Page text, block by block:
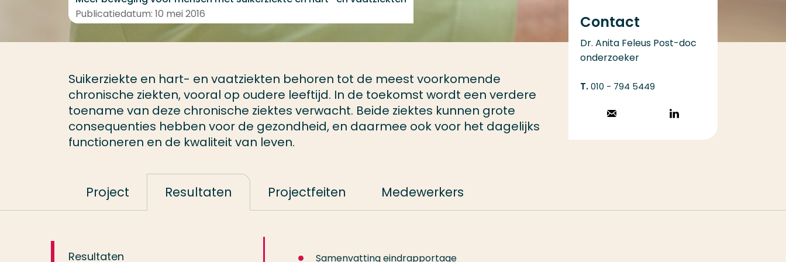
Publicatiedatum: 10 mei 2016
Suikerziekte en hart- en vaatziekten behoren tot de meest voorkomende
chronische ziekten, vooral op oudere leeftijd. In de toekomst wordt een verdere
toename van deze chronische ziektes verwacht. Beide ziektes kunnen grote
consequenties hebben voor de gezondheid, en daarmee ook voor het dagelijks
functioneren en de kwaliteit van leven.
Contact
Dr. Anita Feleus Post-doc
onderzoeker
010 - 794 5449
Stuur een email
LinkedIn
Project Resultaten Projectfeiten Medewerkers
Resultaten Samenvatting eindrapportage